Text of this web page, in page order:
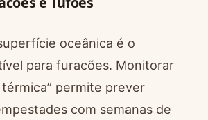
oceânica é o
para furacões. Monitorar
térmica” permite prever
com semanas de